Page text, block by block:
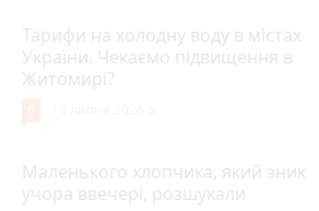
Тарифи на холодну воду в містах
України. Чекаємо підвищення в
Житомирі?
Маленького хлопчика, який зник
учора ввечері, розшукали